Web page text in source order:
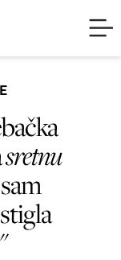
sretnu
"